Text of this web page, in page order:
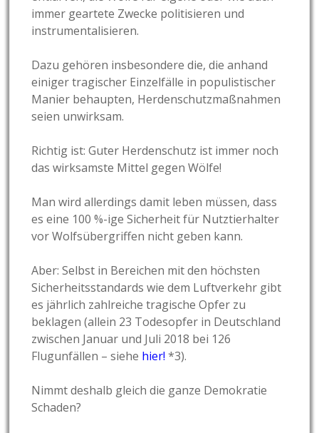
immer geartete Zwecke politisieren und
instrumentalisieren.
Dazu gehören insbesondere die, die anhand
einiger tragischer Einzelfälle in populistischer
Manier behaupten, Herdenschutzmaßnahmen
seien unwirksam.
Richtig ist: Guter Herdenschutz ist immer noch
das wirksamste Mittel gegen Wölfe!
Man wird allerdings damit leben müssen, dass
es eine 100 %-ige Sicherheit für Nutztierhalter
vor Wolfsübergriffen nicht geben kann.
Aber: Selbst in Bereichen mit den höchsten
Sicherheitsstandards wie dem Luftverkehr gibt
es jährlich zahlreiche tragische Opfer zu
beklagen (allein 23 Todesopfer in Deutschland
zwischen Januar und Juli 2018 bei 126
Flugunfällen – siehe hier! *3).
Nimmt deshalb gleich die ganze Demokratie
Schaden?